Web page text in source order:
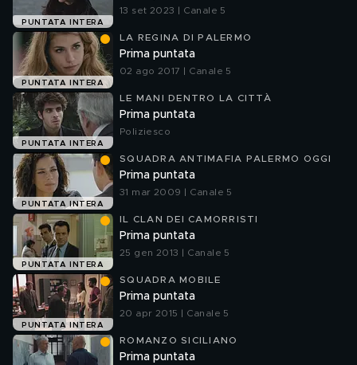
PUNTATA INTERA
13 set 2023 | Canale 5
PUNTATA INTERA
LA REGINA DI PALERMO
Prima puntata
02 ago 2017 | Canale 5
PUNTATA INTERA
LE MANI DENTRO LA CITTÀ
Prima puntata
Poliziesco
PUNTATA INTERA
SQUADRA ANTIMAFIA PALERMO OGGI
Prima puntata
31 mar 2009 | Canale 5
PUNTATA INTERA
IL CLAN DEI CAMORRISTI
Prima puntata
25 gen 2013 | Canale 5
PUNTATA INTERA
SQUADRA MOBILE
Prima puntata
20 apr 2015 | Canale 5
ROMANZO SICILIANO
Prima puntata